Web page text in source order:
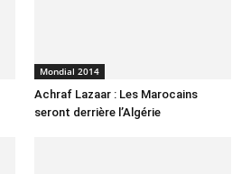
Mondial 2014
Achraf Lazaar : Les Marocains
seront derrière l’Algérie